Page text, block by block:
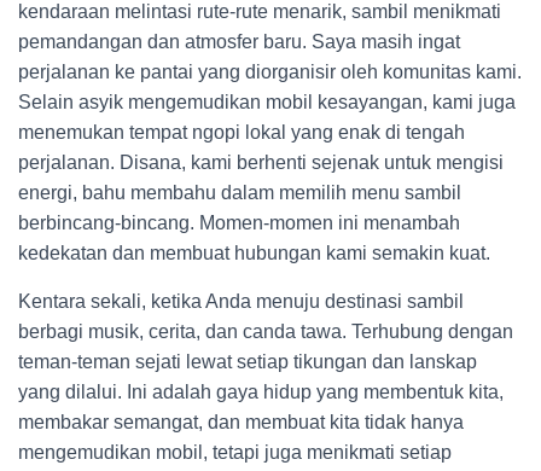
kendaraan melintasi rute-rute menarik, sambil menikmati
pemandangan dan atmosfer baru. Saya masih ingat
perjalanan ke pantai yang diorganisir oleh komunitas kami.
Selain asyik mengemudikan mobil kesayangan, kami juga
menemukan tempat ngopi lokal yang enak di tengah
perjalanan. Disana, kami berhenti sejenak untuk mengisi
energi, bahu membahu dalam memilih menu sambil
berbincang-bincang. Momen-momen ini menambah
kedekatan dan membuat hubungan kami semakin kuat.
Kentara sekali, ketika Anda menuju destinasi sambil
berbagi musik, cerita, dan canda tawa. Terhubung dengan
teman-teman sejati lewat setiap tikungan dan lanskap
yang dilalui. Ini adalah gaya hidup yang membentuk kita,
membakar semangat, dan membuat kita tidak hanya
mengemudikan mobil, tetapi juga menikmati setiap